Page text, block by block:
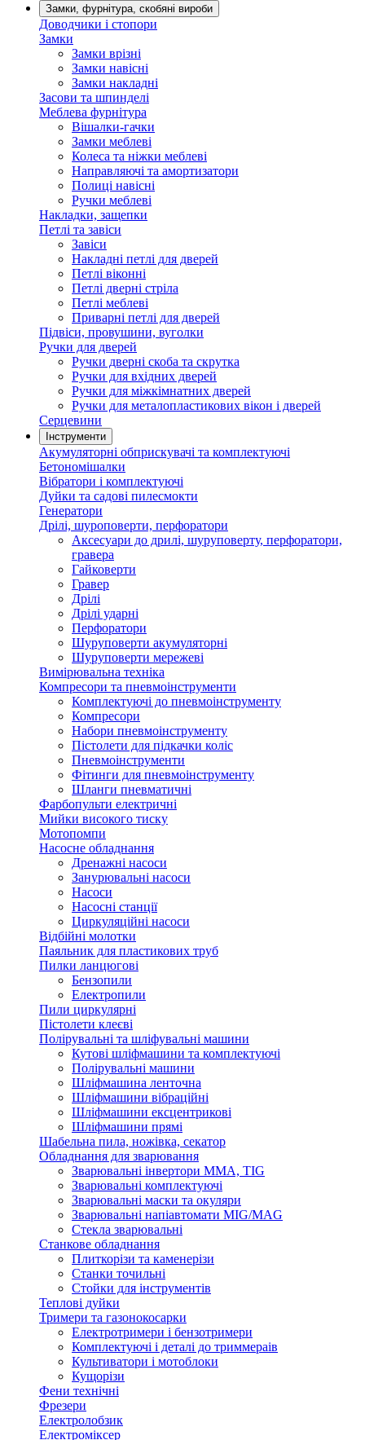
Замки, фурнітура, скобяні вироби
Доводчики і стопори
Замки
Замки врізні
Замки навісні
Замки накладні
Засови та шпинделі
Меблева фурнітура
Вішалки-гачки
Замки меблеві
Колеса та ніжки меблеві
Направляючі та амортизатори
Полиці навісні
Ручки меблеві
Накладки, защепки
Петлі та завіси
Завіси
Накладні петлі для дверей
Петлі віконні
Петлі дверні стріла
Петлі меблеві
Приварні петлі для дверей
Підвіси, провушини, вуголки
Ручки для дверей
Ручки дверні скоба та скрутка
Ручки для вхідних дверей
Ручки для міжкімнатних дверей
Ручки для металопластикових вікон і дверей
Серцевини
Інструменти
Акумуляторні обприскувачі та комплектуючі
Бетономішалки
Вібратори і комплектуючі
Дуйки та садові пилесмокти
Генератори
Дрілі, шуроповерти, перфоратори
Аксесуари до дрилі, шуруповерту, перфоратори,
гравера
Гайковерти
Гравер
Дрілі
Дрілі ударні
Перфоратори
Шуруповерти акумуляторні
Шуруповерти мережеві
Вимірювальна техніка
Компресори та пневмоінструменти
Комплектуючі до пневмоінструменту
Компресори
Набори пневмоінструменту
Пістолети для підкачки коліс
Пневмоінструменти
Фітинги для пневмоінструменту
Шланги пневматичні
Фарбопульти електричні
Мийки високого тиску
Мотопомпи
Насосне обладнання
Дренажні насоси
Занурювальні насоси
Насоси
Насосні станції
Циркуляційні насоси
Відбійні молотки
Паяльник для пластикових труб
Пилки ланцюгові
Бензопили
Електропили
Пили циркулярні
Пістолети клеєві
Полірувальні та шліфувальні машини
Кутові шліфмашини та комплектуючі
Полірувальні машини
Шліфмашина ленточна
Шліфмашини вібраційні
Шліфмашини ексцентрикові
Шліфмашини прямі
Шабельна пила, ножівка, секатор
Обладнання для зварювання
Зварювальні інвертори ММА, TIG
Зварювальні комплектуючі
Зварювальні маски та окуляри
Зварювальні напіавтомати MIG/MAG
Стекла зварювальні
Станкове обладнання
Плиткорізи та каменерізи
Станки точильні
Стойки для інструментів
Теплові дуйки
Тримери та газонокосарки
Електротримери і бензотримери
Комплектуючі і деталі до триммераів
Культиватори і мотоблоки
Кущорізи
Фени технічні
Фрезери
Електролобзик
Електроміксер